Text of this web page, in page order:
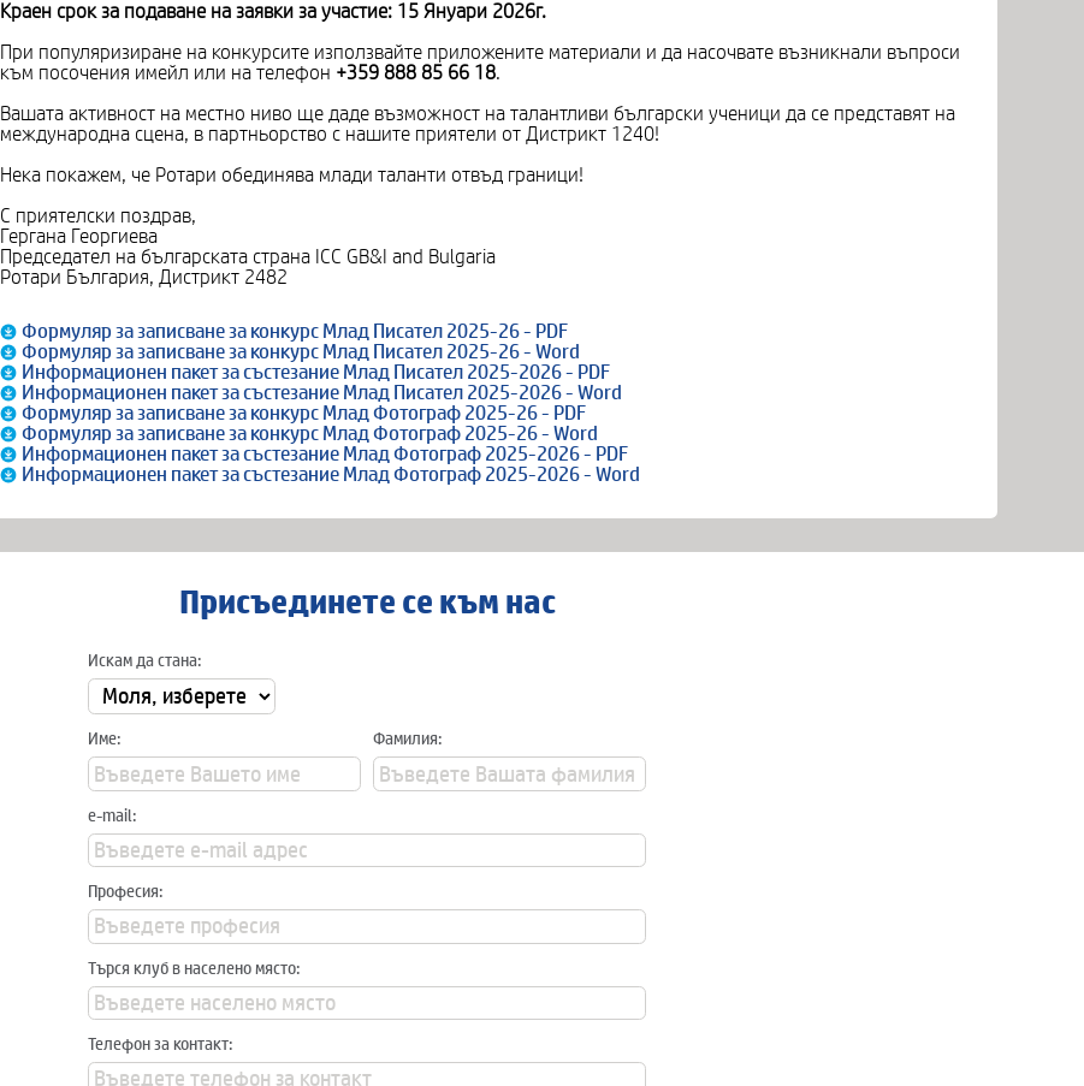
Краен срок за подаване на заявки за участие: 15 Януари 2026г.
При популяризиране на конкурсите използвайте приложените материали и да насочвате възникнали въпроси
към посочения имейл или на телефон +359 888 85 66 18.
Вашата активност на местно ниво ще даде възможност на талантливи български ученици да се представят на
международна сцена, в партньорство с нашите приятели от Дистрикт 1240!
Нека покажем, че Ротари обединява млади таланти отвъд граници!
С приятелски поздрав,
Гергана Георгиева
Председател на българската страна ICC GB&I and Bulgaria
Ротари България, Дистрикт 2482
Формуляр за записване за конкурс Млад Писател 2025-26 - PDF
Формуляр за записване за конкурс Млад Писател 2025-26 - Word
Информационен пакет за състезание Млад Писател 2025-2026 - PDF
Информационен пакет за състезание Млад Писател 2025-2026 - Word
Формуляр за записване за конкурс Млад Фотограф 2025-26 - PDF
Формуляр за записване за конкурс Млад Фотограф 2025-26 - Word
Информационен пакет за състезание Млад Фотограф 2025-2026 - PDF
Информационен пакет за състезание Млад Фотограф 2025-2026 - Word
Присъединете се към нас
Искам да стана:
Име: Фамилия:
e-mail:
Професия:
Търся клуб в населено място:
Телефон за контакт: